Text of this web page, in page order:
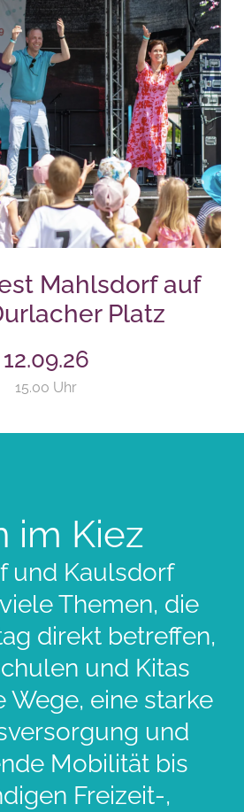
Mahlsdorf auf
Platz
12.09.26
15.00 Uhr
im Kiez
und Kaulsdorf
Themen, die
direkt betreffen,
und Kitas
Wege, eine starke
und
Mobilität bis
Freizeit-,